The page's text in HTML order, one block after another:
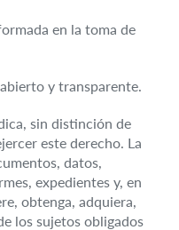
en la toma de
y transparente.
sin distinción de
este derecho. La
datos,
expedientes y, en
obtenga, adquiera,
los sujetos obligados